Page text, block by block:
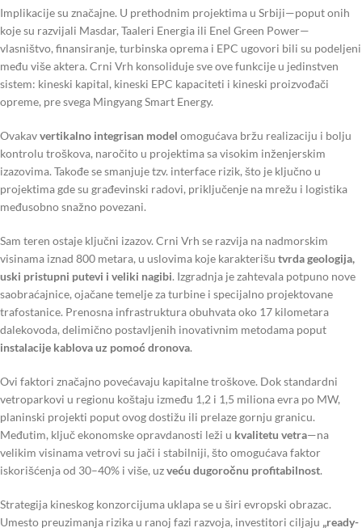
Implikacije su značajne. U prethodnim projektima u Srbiji—poput onih
koje su razvijali Masdar, Taaleri Energia ili Enel Green Power—
vlasništvo, finansiranje, turbinska oprema i EPC ugovori bili su podeljeni
među više aktera. Crni Vrh konsoliduje sve ove funkcije u jedinstven
sistem: kineski kapital, kineski EPC kapaciteti i kineski proizvođači
opreme, pre svega Mingyang Smart Energy.
Ovakavvertikalno integrisan model omogućava bržu realizaciju i bolju
kontrolu troškova, naročito u projektima sa visokim inženjerskim
izazovima. Takođe se smanjuje tzv. interface rizik, što je ključno u
projektima gde su građevinski radovi, priključenje na mrežu i logistika
međusobno snažno povezani.
Sam teren ostaje ključni izazov. Crni Vrh se razvija na nadmorskim
visinama iznad 800 metara, u uslovima koje karakterišu tvrda geologija,
uski pristupni putevi i veliki nagibi. Izgradnja je zahtevala potpuno nove
saobraćajnice, ojačane temelje za turbine i specijalno projektovane
trafostanice. Prenosna infrastruktura obuhvata oko 17 kilometara
dalekovoda, delimično postavljenih inovativnim metodama poput
instalacije kablova uz pomoć dronova.
Ovi faktori značajno povećavaju kapitalne troškove. Dok standardni
vetroparkovi u regionu koštaju između 1,2 i 1,5 miliona evra po MW,
planinski projekti poput ovog dostižu ili prelaze gornju granicu.
Međutim, ključ ekonomske opravdanosti leži u kvalitetu vetra—na
velikim visinama vetrovi su jači i stabilniji, što omogućava faktor
iskorišćenja od 30–40% i više, uzveću dugoročnu profitabilnost.
Strategija kineskog konzorcijuma uklapa se u širi evropski obrazac.
Umesto preuzimanja rizika u ranoj fazi razvoja, investitori ciljaju „ready-